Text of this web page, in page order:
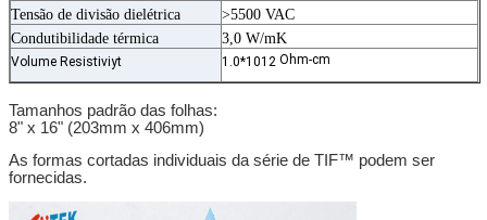
Tensão de divisão dielétrica
>5500 VAC
Condutibilidade térmica
3,0 W/mK
Volume Resistiviyt 1.0*1012 Ohm-cm
Tamanhos padrão das folhas:
8" x 16" (203mm x 406mm)
As formas cortadas individuais da série de TIF™ podem ser
fornecidas.